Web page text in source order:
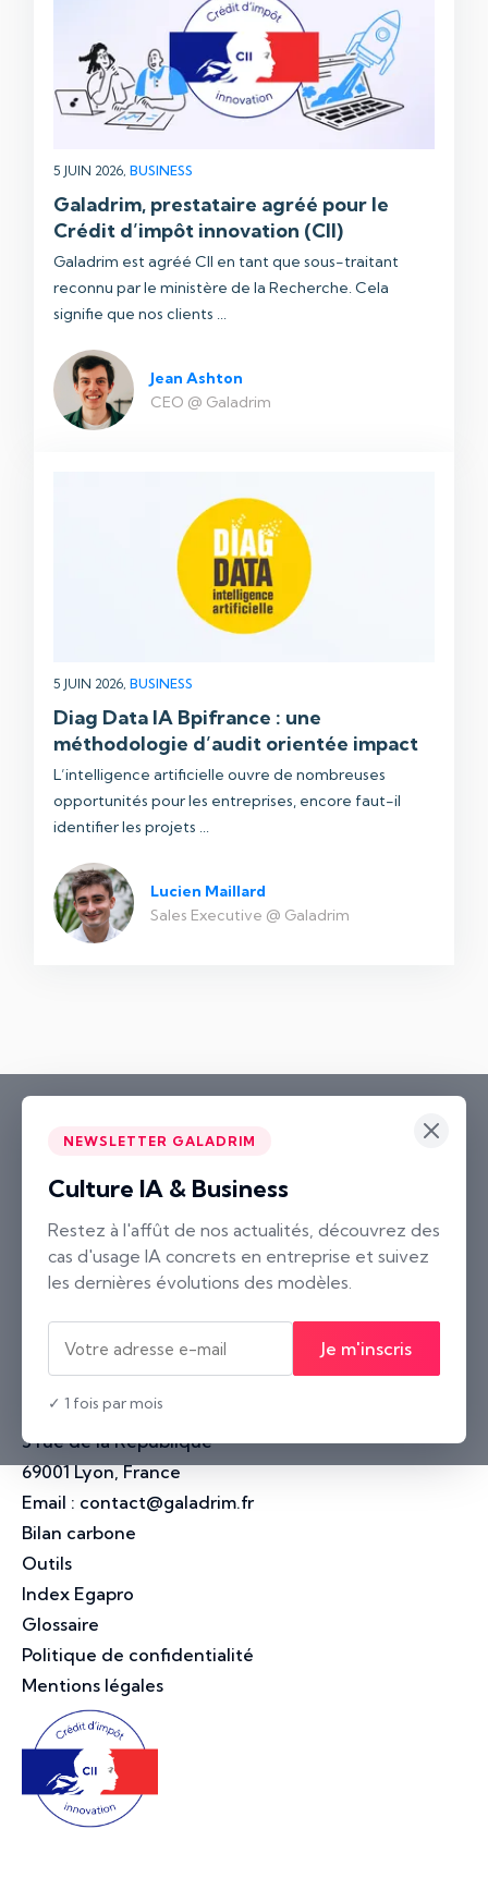
5 JUIN 2026, BUSINESS
Galadrim, prestataire agréé pour le
Crédit d’impôt innovation (CII)
Galadrim est agréé CII en tant que sous-traitant
reconnu par le ministère de la Recherche. Cela
signifie que nos clients ...
Jean Ashton
CEO @ Galadrim
5 JUIN 2026, BUSINESS
Diag Data IA Bpifrance : une
méthodologie d’audit orientée impact
L’intelligence artificielle ouvre de nombreuses
opportunités pour les entreprises, encore faut-il
identifier les projets ...
Lucien Maillard
Sales Executive @ Galadrim
NEWSLETTER GALADRIM
Culture IA & Business
Restez à l'affût de nos actualités, découvrez des
cas d'usage IA concrets en entreprise et suivez
les dernières évolutions des modèles.
Je m'inscris
✓ 1 fois par mois
Paris
2 rue Neuve Saint-Pierre
75004 Paris, France
Nantes
10 rue Voltaire
44000 Nantes, France
Lyon
3 rue de la République
69001 Lyon, France
Email : contact@galadrim.fr
Bilan carbone
Outils
Index Egapro
Glossaire
Politique de confidentialité
Mentions légales